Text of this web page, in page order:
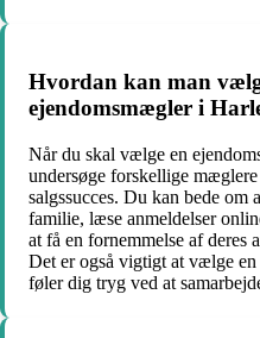
Hvordan kan man
ejendomsmægler i
Når du skal vælge en
undersøge forskellige
salgssucces. Du kan bede om
familie, læse anmeldelser
at få en fornemmelse af deres
Det er også vigtigt at vælge
føler dig tryg ved at